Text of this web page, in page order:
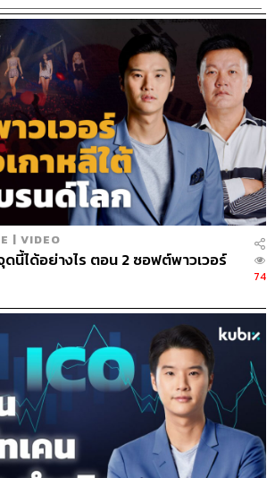
สิทธิโชติ สุภาวรรณ์
ทศพล เพิ่มพูล
Adminสิรินยา เจษฎาพงศ์ภักดี
Service Department
หุงต้ม
ส เอ็นเนอยี จำกัด (มหาชน)
ษ์วงศาภรณ์
Podcast
Podcast
112
| VIDEO
นี้ได้อย่างไร ตอน 2 ซอฟต์พาวเวอร์
74